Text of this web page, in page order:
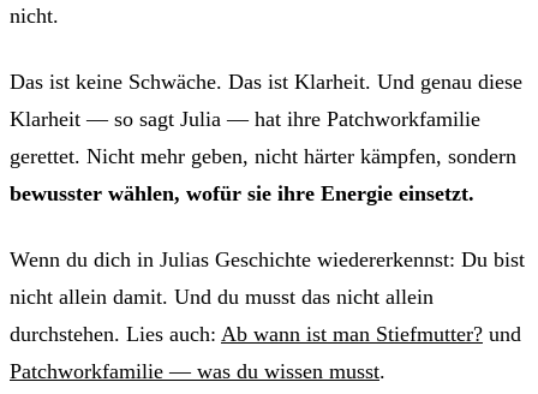
nicht.
Das ist keine Schwäche. Das ist Klarheit. Und genau diese
Klarheit — so sagt Julia — hat ihre Patchworkfamilie
gerettet. Nicht mehr geben, nicht härter kämpfen, sondern
bewusster wählen, wofür sie ihre Energie einsetzt.
Wenn du dich in Julias Geschichte wiedererkennst: Du bist
nicht allein damit. Und du musst das nicht allein
durchstehen. Lies auch: Ab wann ist man Stiefmutter? und
Patchworkfamilie — was du wissen musst.